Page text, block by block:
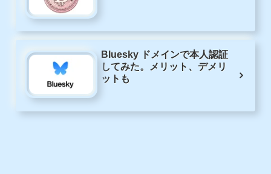
Bluesky ドメインで本人認証
してみた。メリット、デメリ
ットも